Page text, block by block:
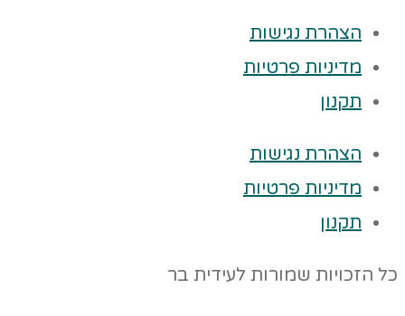
הצהרת נגישות
מדיניות פרטיות
תקנון
הצהרת נגישות
מדיניות פרטיות
תקנון
כל הזכויות שמורות לעידית בר